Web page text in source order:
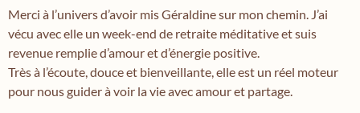
Merci à l’univers d’avoir mis Géraldine sur mon chemin. J’ai
vécu avec elle un week-end de retraite méditative et suis
revenue remplie d’amour et d’énergie positive.
Très à l’écoute, douce et bienveillante, elle est un réel moteur
pour nous guider à voir la vie avec amour et partage.